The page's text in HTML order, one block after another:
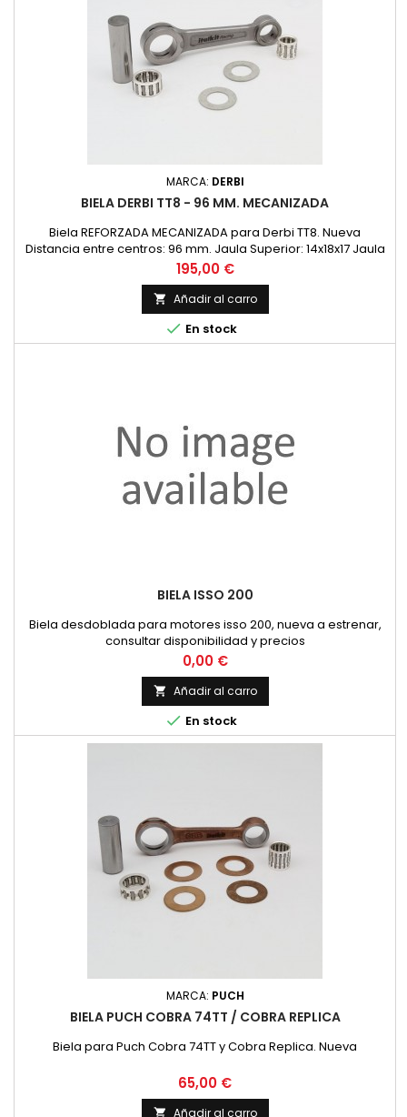
MARCA: DERBI
BIELA DERBI TT8 - 96 MM. MECANIZADA
Biela REFORZADA MECANIZADA para Derbi TT8. Nueva
Distancia entre centros: 96 mm. Jaula Superior: 14x18x17 Jaula
Inferior: 18x24x15 Medida Bulon Cigueñal: 18x48,6 Diametro
Superior 18 Diametro Interior 24
Precio
195,00 €
 Añadir al carro
 En stock
BIELA ISSO 200
Biela desdoblada para motores isso 200, nueva a estrenar,
consultar disponibilidad y precios
Precio
0,00 €
 Añadir al carro
 En stock
MARCA: PUCH
BIELA PUCH COBRA 74TT / COBRA REPLICA
Biela para Puch Cobra 74TT y Cobra Replica. Nueva
Precio
65,00 €
 Añadir al carro